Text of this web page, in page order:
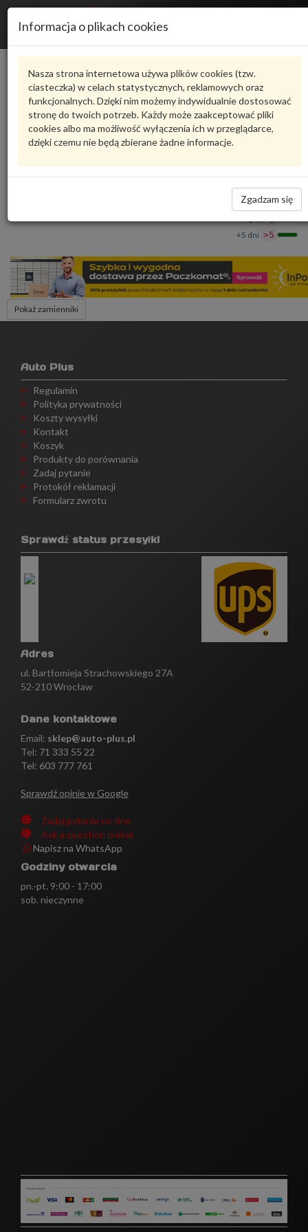
Informacja o plikach cookies
Nasza strona internetowa używa plików cookies (tzw.
ciasteczka) w celach statystycznych, reklamowych oraz
funkcjonalnych. Dzięki nim możemy indywidualnie dostosować
stronę do twoich potrzeb. Każdy może zaakceptować pliki
cookies albo ma możliwość wyłączenia ich w przeglądarce,
dzięki czemu nie będą zbierane żadne informacje.
Zgadzam się
Karta produktu
9A740952800VAG
VAG - produkt oryginalny VW AUDI SEAT SKODA
Uszczelniacz wału 9A740952800 VAG
278,36 zł
Dostępność
Wrocław 0
+24 h 3
+5 dni >5
Pokaż zamienniki
Auto Plus
Regulamin
Polityka prywatności
Koszty wysyłki
Kontakt
Koszyk
Produkty do porównania
Zadaj pytanie
Protokół reklamacji
Formularz zwrotu
Sprawdź status przesyłki
Adres
ul. Bartłomieja Strachowskiego 27A
52-210 Wrocław
Dane kontaktowe
Email: sklep@auto-plus.pl
Tel: 71 333 55 22
Tel: 603 777 761
Sprawdź opinie w Google
Zadaj pytanie on-line
Ask a question online
Napisz na WhatsApp
Godziny otwarcia
pn.-pt. 9:00 - 17:00
sob. nieczynne